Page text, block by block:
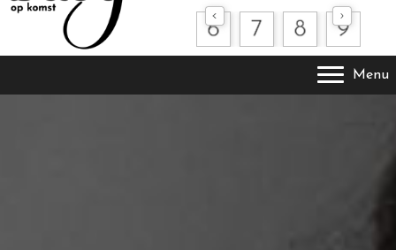
Menu